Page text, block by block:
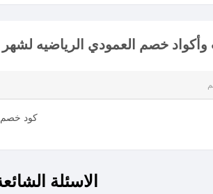
خصم العمودي الرياضيه لشهر
كود خصم
الاسئلة